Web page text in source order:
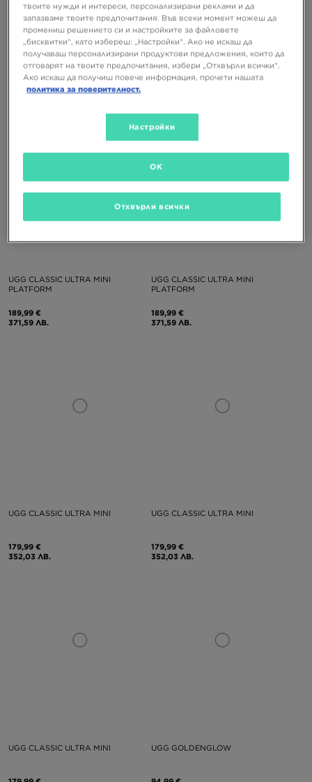
UGG M TASMAN WEATHER HYBRID
199,99 €
391,15 ЛВ.
UGG CLASSIC ULTRA MINI
PLATFORM
189,99 €
UGG CLASSIC ULTRA MINI
PLATFORM
189,99 €
371,59 ЛВ.
UGG CLASSIC ULTRA MINI
PLATFORM
189,99 €
371,59 ЛВ.
UGG CLASSIC ULTRA MINI
179,99 €
352,03 ЛВ.
UGG CLASSIC ULTRA MINI
179,99 €
352,03 ЛВ.
UGG CLASSIC ULTRA MINI UGG GOLDENGLOW
твоите нужди и интереси, персонализирани реклами и да
запазваме твоите предпочитания. Във всеки момент можеш да
промениш решението си и настройките за файловете
„бисквитки“, като избереш: „Настройки“. Ако не искаш да
получаваш персонализирани продуктови предложения, които да
отговарят на твоите предпочитания, избери „Отхвърли всички“.
Ако искаш да получиш повече информация, прочети нашата
политика за поверителност.
Настройки
Отхвърли всички
OK